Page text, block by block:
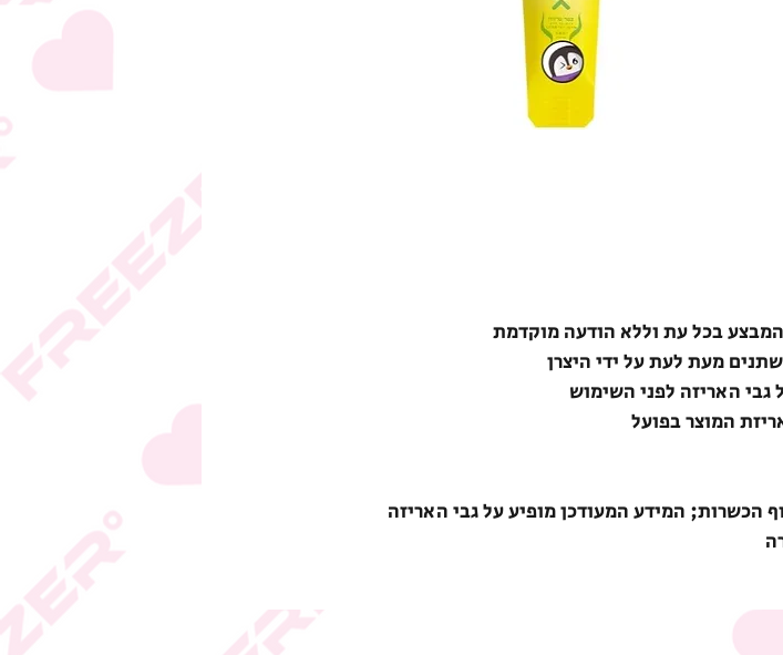
בכל עת וללא הודעה מוקדמת
מעת לעת על ידי היצרן
גבי האריזה לפני השימוש
המוצר בפועל
הכשרות; המידע המעודכן מופיע על גבי האריזה